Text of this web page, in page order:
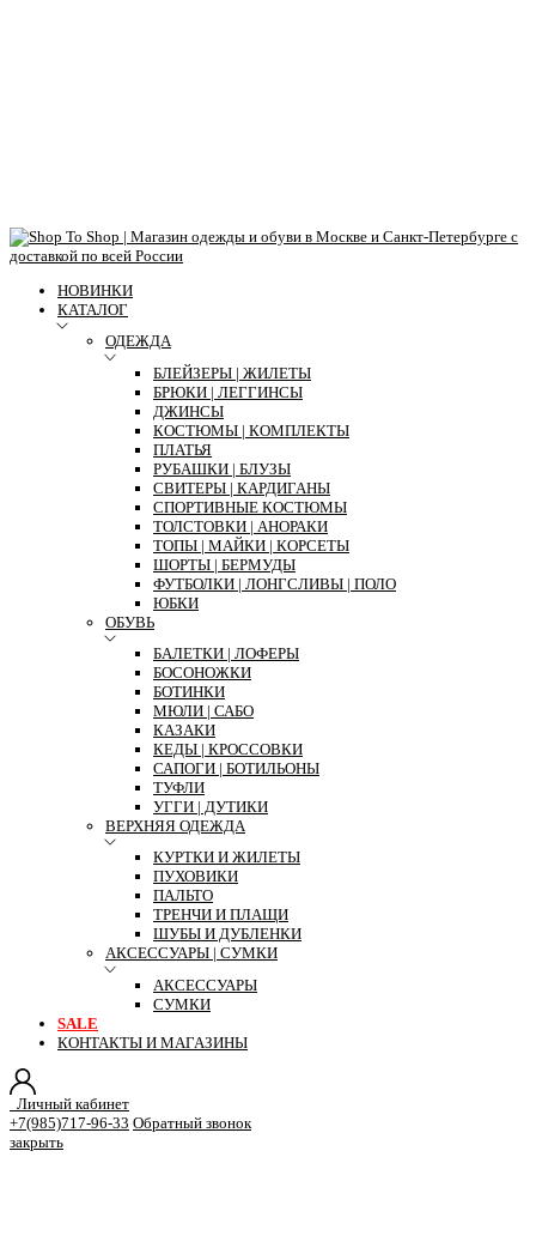
НОВИНКИ
КАТАЛОГ
ОДЕЖДА
БЛЕЙЗЕРЫ | ЖИЛЕТЫ
БРЮКИ | ЛЕГГИНСЫ
ДЖИНСЫ
КОСТЮМЫ | КОМПЛЕКТЫ
ПЛАТЬЯ
РУБАШКИ | БЛУЗЫ
СВИТЕРЫ | КАРДИГАНЫ
СПОРТИВНЫЕ КОСТЮМЫ
ТОЛСТОВКИ | АНОРАКИ
ТОПЫ | МАЙКИ | КОРСЕТЫ
ШОРТЫ | БЕРМУДЫ
ФУТБОЛКИ | ЛОНГСЛИВЫ | ПОЛО
ЮБКИ
ОБУВЬ
БАЛЕТКИ | ЛОФЕРЫ
БОСОНОЖКИ
БОТИНКИ
МЮЛИ | САБО
КАЗАКИ
КЕДЫ | КРОССОВКИ
САПОГИ | БОТИЛЬОНЫ
ТУФЛИ
УГГИ | ДУТИКИ
ВЕРХНЯЯ ОДЕЖДА
КУРТКИ И ЖИЛЕТЫ
ПУХОВИКИ
ПАЛЬТО
ТРЕНЧИ И ПЛАЩИ
ШУБЫ И ДУБЛЕНКИ
АКСЕССУАРЫ | СУМКИ
АКСЕССУАРЫ
СУМКИ
SALE
КОНТАКТЫ И МАГАЗИНЫ
Личный кабинет
+7(985)717-96-33 Обратный звонок
закрыть